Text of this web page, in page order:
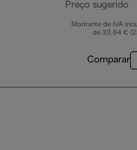
Preço sugerido
Montante de IVA
de 33,64 €
Comparar